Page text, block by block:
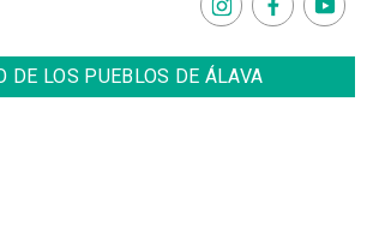
DE LOS PUEBLOS DE ÁLAVA